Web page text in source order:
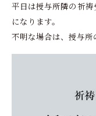
平日は授与所隣の祈
になります。
不明な場合は、授与所